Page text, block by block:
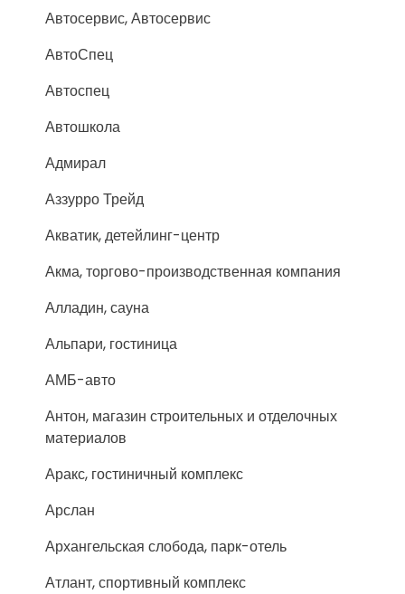
Автосервис, Автосервис
АвтоСпец
Автоспец
Автошкола
Адмирал
Аззурро Трейд
Акватик, детейлинг-центр
Акма, торгово-производственная компания
Алладин, сауна
Альпари, гостиница
АМБ-авто
Антон, магазин строительных и отделочных
материалов
Аракс, гостиничный комплекс
Арслан
Архангельская слобода, парк-отель
Атлант, спортивный комплекс